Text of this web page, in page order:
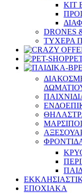
ΚΙΤ
ΤΥΧΕΡΑ
ΜΑΡΣΙΠΟΙ
ΕΠΟΧΙΑΚΑ